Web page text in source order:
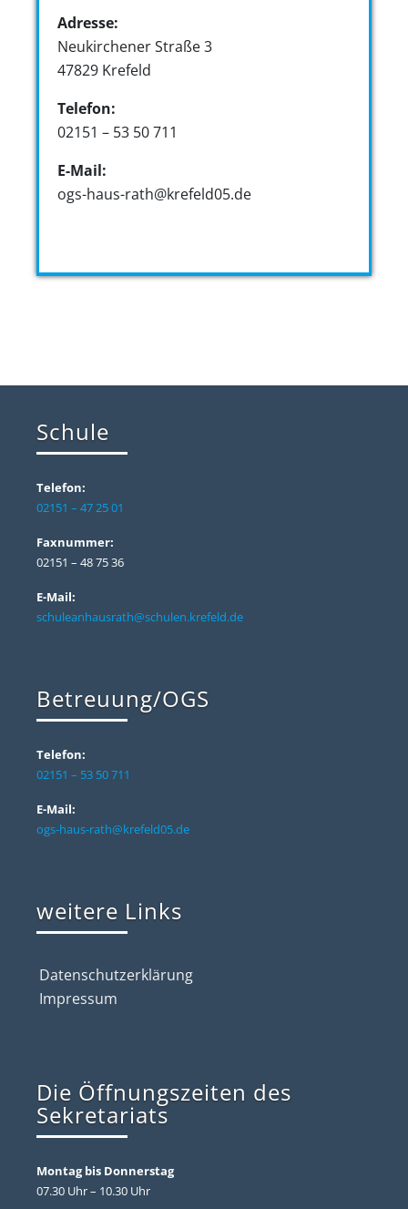
Adresse:
Neukirchener Straße 3
47829 Krefeld
Telefon:
02151 – 53 50 711
E-Mail:
ogs-haus-rath@krefeld05.de
Schule
Telefon:
02151 – 47 25 01
Faxnummer:
02151 – 48 75 36
E-Mail:
schuleanhausrath@schulen.krefeld.de
Betreuung/OGS
Telefon:
02151 – 53 50 711
E-Mail:
ogs-haus-rath@krefeld05.de
weitere Links
Datenschutzerklärung
Impressum
Die Öffnungszeiten des
Sekretariats
Montag bis Donnerstag
07.30 Uhr – 10.30 Uhr